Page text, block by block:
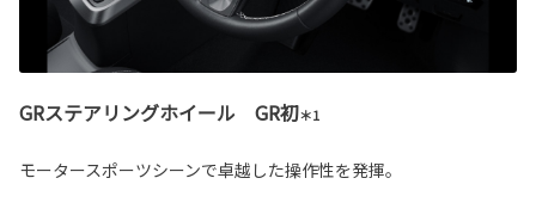
GRステアリングホイール GR初＊1
モータースポーツシーンで卓越した操作性を発揮。